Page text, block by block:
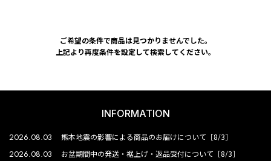
ご希望の条件で商品は見つかりませんでした。
上記より再度条件を設定して検索してください。
INFORMATION
2026.08.03 熊本地震の影響による商品のお届けについて［8/3］
2026.08.03 お盆期間中の発送・裾上げ・返品受付について［8/3］